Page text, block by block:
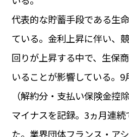
LUXE
グルメ
LIFE STYLE
BUSINESS
ビジネス・キャリア
INFOS PRATIQUES
お問
運営
サイ
代表的な貯蓄手段である生
ている。金利上昇に伴い、
回りが上昇する中で、生保
いることが影響している。
（解約分・支払い保険金控
マイナスを記録。3ヵ月連
た。業界団体フランス・ア